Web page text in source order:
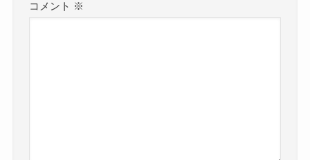
コメント ※